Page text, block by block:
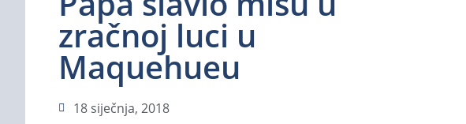
zračnoj luci u
Maquehueu
18 siječnja, 2018